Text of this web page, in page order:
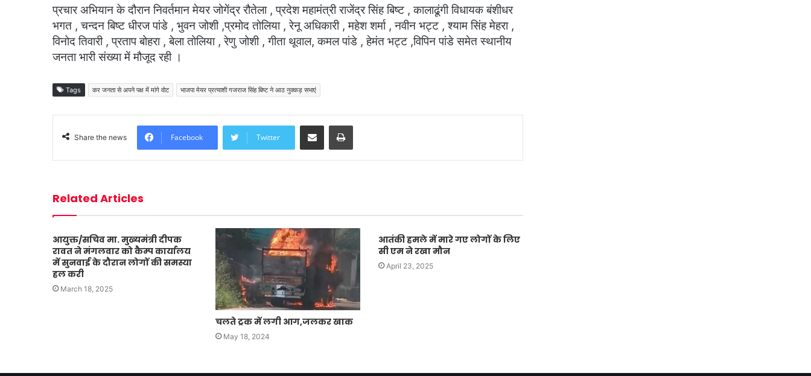
प्रचार अभियान के दौरान निवर्तमान मेयर जोगेंद्र रौतेला , प्रदेश महामंत्री राजेंद्र सिंह बिष्ट , कालाढूंगी विधायक बंशीधर
भगत , चन्दन बिष्ट धीरज पांडे , भुवन जोशी ,प्रमोद तोलिया , रेनू अधिकारी , महेश शर्मा , नवीन भट्ट , श्याम सिंह मेहरा ,
विनोद तिवारी , प्रताप बोहरा , बेला तोलिया , रेणु जोशी , गीता थूवाल, कमल पांडे , हेमंत भट्ट ,विपिन पांडे समेत स्थानीय
जनता भारी संख्या में मौजूद रही ।
Tags कर जनता से अपने पक्ष में मांगे वोट भाजपा मेयर प्रत्याशी गजराज सिंह बिष्ट ने आठ नुक्कड़ सभाएं
Share the news Facebook Twitter
Share via Email Print
Related Articles
आयुक्त/सचिव मा. मुख्यमंत्री दीपक
रावत ने मंगलवार को कैम्प कार्यालय
में सुनवाई के दौरान लोगों की समस्या
हल करी
March 18, 2025
चलते ट्रक में लगी आग,जलकर खाक
May 18, 2024
आतंकी हमले में मारे गए लोगों के लिए
सी एम ने रखा मौन
April 23, 2025